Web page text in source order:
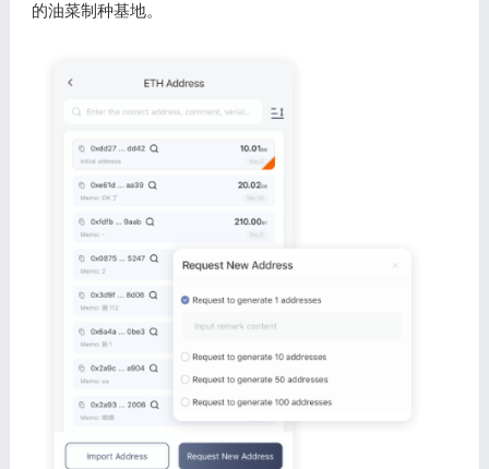
的油菜制种基地。